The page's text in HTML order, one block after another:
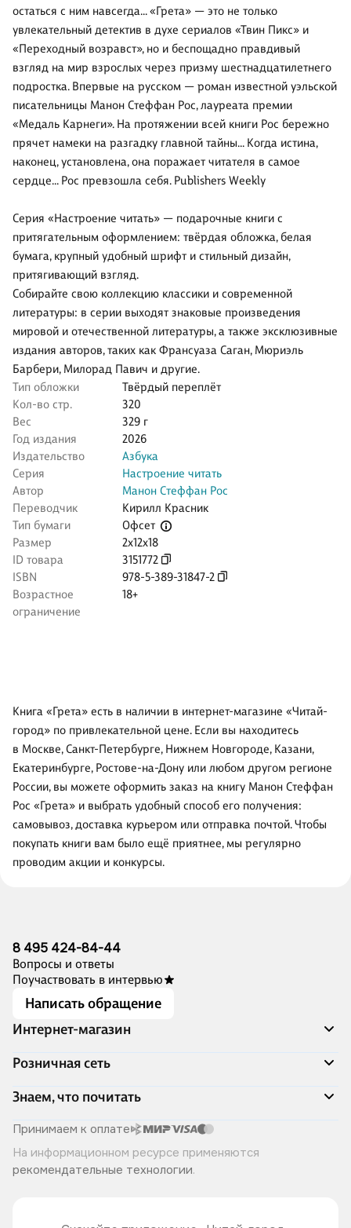
остаться с ним навсегда… «Грета» — это не только
увлекательный детектив в духе сериалов «Твин Пикс» и
«Переходный возравст», но и беспощадно правдивый
взгляд на мир взрослых через призму шестнадцатилетнего
подростка. Впервые на русском — роман известной уэльской
писательницы Манон Стеффан Рос, лауреата премии
«Медаль Карнеги». На протяжении всей книги Рос бережно
прячет намеки на разгадку главной тайны… Когда истина,
наконец, установлена, она поражает читателя в самое
сердце... Рос превзошла себя. Publishers Weekly
Серия «Настроение читать» — подарочные книги с
притягательным оформлением: твёрдая обложка, белая
бумага, крупный удобный шрифт и стильный дизайн,
притягивающий взгляд.
Собирайте свою коллекцию классики и современной
литературы: в серии выходят знаковые произведения
мировой и отечественной литературы, а также эксклюзивные
издания авторов, таких как Франсуаза Саган, Мюриэль
Барбери, Милорад Павич и другие.
Тип обложки
Твёрдый переплёт
Кол-во стр.
320
Вес
329 г
Год издания
2026
Издательство
Азбука
Серия
Настроение читать
Автор
Манон Стеффан Рос
Переводчик
Кирилл Красник
Тип бумаги
Офсет
Размер
2x12x18
ID товара
3151772
ISBN
978-5-389-31847-2
Возрастное
ограничение
18+
Книга «Грета» есть в наличии в интернет-магазине «Читай-
город» по привлекательной цене. Если вы находитесь
в Москве, Санкт-Петербурге, Нижнем Новгороде, Казани,
Екатеринбурге, Ростове-на-Дону или любом другом регионе
России, вы можете оформить заказ на книгу Манон Стеффан
Рос «Грета» и выбрать удобный способ его получения:
самовывоз, доставка курьером или отправка почтой. Чтобы
покупать книги вам было ещё приятнее, мы регулярно
проводим акции и конкурсы.
8 495 424-84-44
Вопросы и ответы
Поучаствовать в интервью
Написать обращение
Интернет-магазин
Акции
Доставка и оплата
Программа лояльности
Подарочные сертификаты
Правила продажи
Политика конфиденциальности
Розничная сеть
Адреса магазинов
О компании
Хотите у нас работать?
Знаем, что почитать
Скоро в продаже
Лучшие из лучших
Читай-журнал
Принимаем к оплате
На информационном ресурсе применяются
рекомендательные технологии.